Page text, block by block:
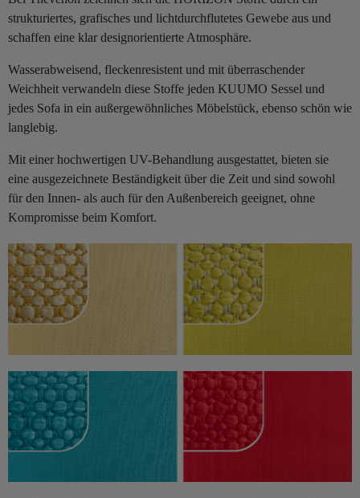
strukturiertes, grafisches und lichtdurchflutetes Gewebe aus und
schaffen eine klar designorientierte Atmosphäre.
Wasserabweisend, fleckenresistent und mit überraschender
Weichheit verwandeln diese Stoffe jeden KUUMO Sessel und
jedes Sofa in ein außergewöhnliches Möbelstück, ebenso schön wie
langlebig.
Mit einer hochwertigen UV-Behandlung ausgestattet, bieten sie
eine ausgezeichnete Beständigkeit über die Zeit und sind sowohl
für den Innen- als auch für den Außenbereich geeignet, ohne
Kompromisse beim Komfort.